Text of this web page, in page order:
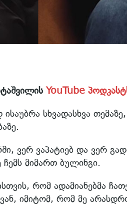
YouTube
სხვადასხვა
ვერ ვაპატიებ და ვერ
მიმართ ბულინგი.
რომ ადამიანებმა
იმიტომ, რომ მე